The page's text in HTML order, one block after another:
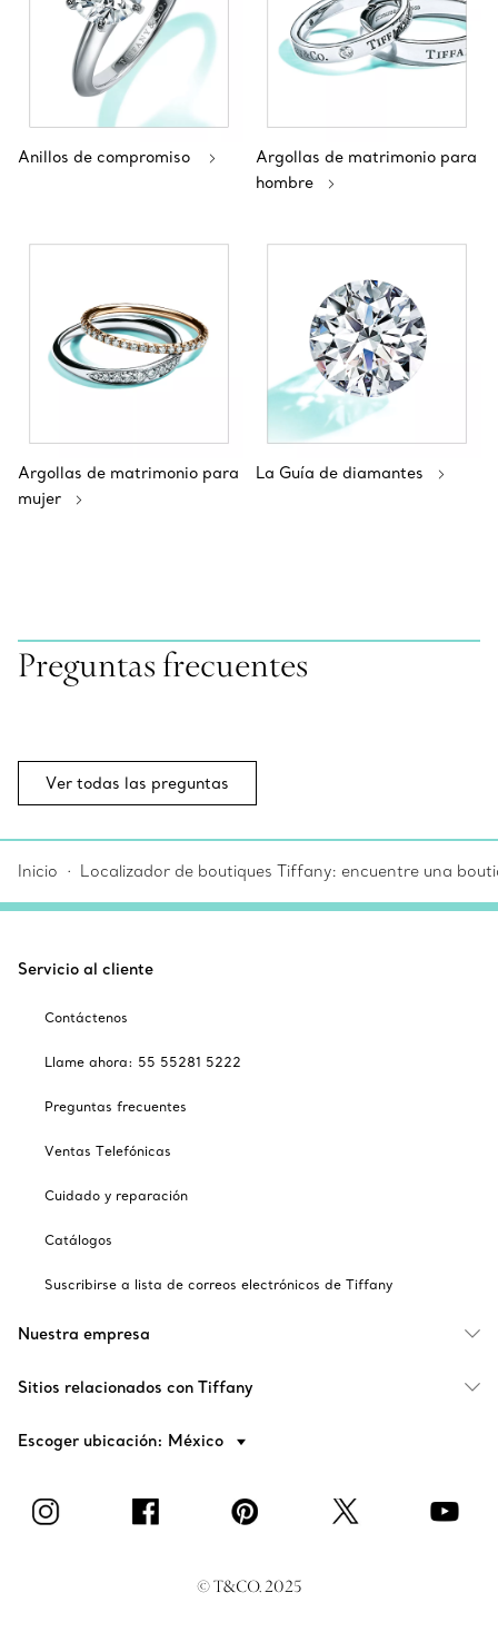
Anillos de compromiso
Argollas de matrimonio para
hombre
Argollas de matrimonio para
mujer
La Guía de diamantes
Preguntas frecuentes
Ver todas las preguntas
Inicio Localizador de boutiques Tiffany: encuentre una
Servicio al cliente
Contáctenos
Llame ahora: 55 55281 5222
Preguntas frecuentes
Ventas Telefónicas
Cuidado y reparación
Catálogos
Suscribirse a lista de correos electrónicos de Tiffany
Nuestra empresa
Sitios relacionados con Tiffany
Escoger ubicación: México
© T&CO. 2025